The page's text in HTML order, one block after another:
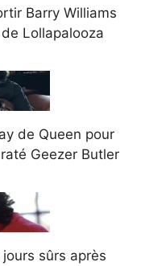
Barry Williams
Lollapalooza
de Queen pour
Geezer Butler
sûrs après